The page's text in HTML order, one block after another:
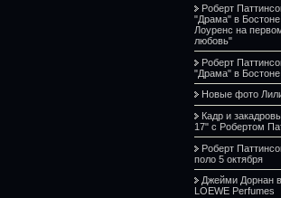
Роберт
"Драма" в
Лоуренс на
любовь"
Роберт
"Драма" в Бостоне
Новые фото
Кадр и
17" с Робертом
Роберт
поло 5 октября
Джейми Дорнан
LOEWE Perfumes